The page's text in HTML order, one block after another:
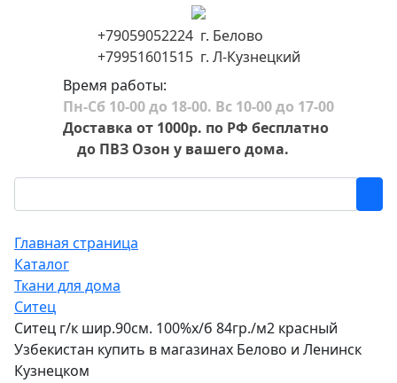
+79059052224 г. Белово
+79951601515 г. Л-Кузнецкий
Время работы:
Пн-Сб 10-00 до 18-00. Вс 10-00 до 17-00
Доставка от 1000р. по РФ бесплатно
до ПВЗ Озон у вашего дома.
Главная страница
Каталог
Ткани для дома
Ситец
Ситец г/к шир.90см. 100%х/б 84гр./м2 красный
Узбекистан купить в магазинах Белово и Ленинск
Кузнецком